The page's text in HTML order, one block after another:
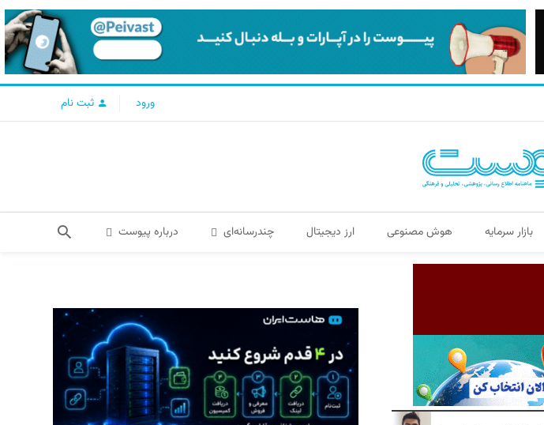
ورود ثبت نام
بازار سرمایه هوش مصنوعی ارز دیجیتال چندرسانه‌ای درباره پیوست